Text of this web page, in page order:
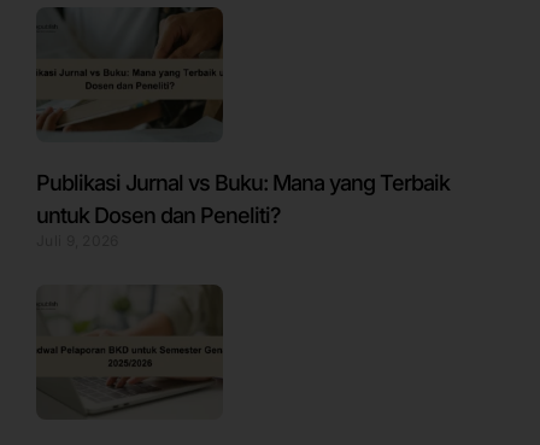
Publikasi Jurnal vs Buku: Mana yang Terbaik
untuk Dosen dan Peneliti?